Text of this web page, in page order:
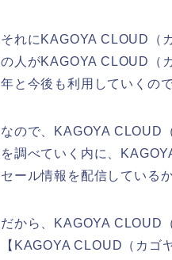
それにKAGOYA CLOUD（
の人がKAGOYA CLOUD（
年と今後も利用していくの
なので、KAGOYA CLOUD
を調べていく内に、
セール情報を配信している
だから、KAGOYA CLOUD
【KAGOYA CLOUD（カゴ